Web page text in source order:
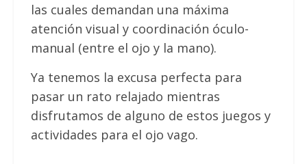
las cuales demandan una máxima
atención visual y coordinación óculo-
manual (entre el ojo y la mano).
Ya tenemos la excusa perfecta para
pasar un rato relajado mientras
disfrutamos de alguno de estos juegos y
actividades para el ojo vago.